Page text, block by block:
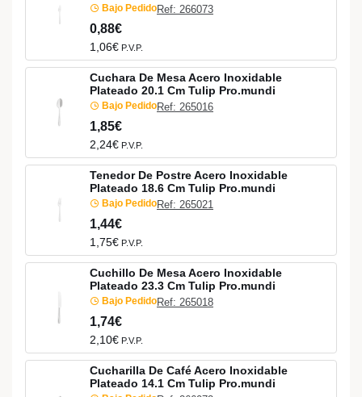
Bajo PedidoRef: 266073
0,88€
1,06€ P.V.P.
Cuchara De Mesa Acero Inoxidable
Plateado 20.1 Cm Tulip Pro.mundi
Bajo PedidoRef: 265016
1,85€
2,24€ P.V.P.
Tenedor De Postre Acero Inoxidable
Plateado 18.6 Cm Tulip Pro.mundi
Bajo PedidoRef: 265021
1,44€
1,75€ P.V.P.
Cuchillo De Mesa Acero Inoxidable
Plateado 23.3 Cm Tulip Pro.mundi
Bajo PedidoRef: 265018
1,74€
2,10€ P.V.P.
Cucharilla De Café Acero Inoxidable
Plateado 14.1 Cm Tulip Pro.mundi